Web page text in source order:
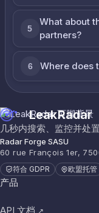
5
What about
partners?
6 Where does
LeakRadar
几秒内搜索、监控并处
Radar Forge SASU
60 rue François 1er,
符合 GDPR 欧盟托管
产品
API 文档 ↗